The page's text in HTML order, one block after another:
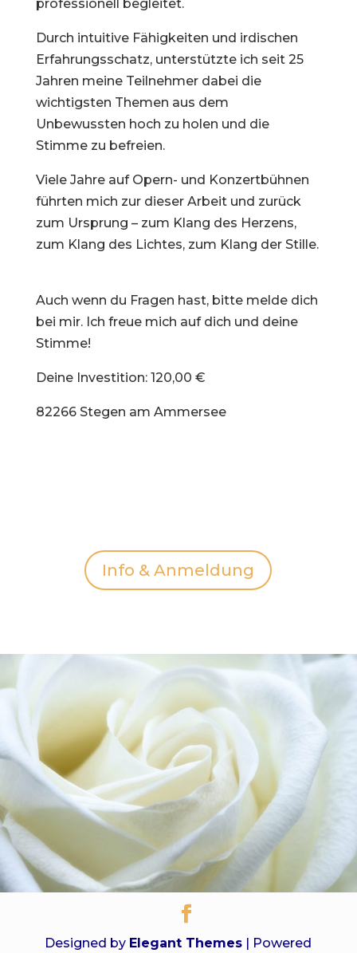
professionell begleitet.
Durch intuitive Fähigkeiten und irdischen
Erfahrungsschatz, unterstützte ich seit 25
Jahren meine Teilnehmer dabei die
wichtigsten Themen aus dem
Unbewussten hoch zu holen und die
Stimme zu befreien.
Viele Jahre auf Opern- und Konzertbühnen
führten mich zur dieser Arbeit und zurück
zum Ursprung – zum Klang des Herzens,
zum Klang des Lichtes, zum Klang der Stille.
Auch wenn du Fragen hast, bitte melde dich
bei mir. Ich freue mich auf dich und deine
Stimme!
Deine Investition: 120,00 €
82266 Stegen am Ammersee
Info & Anmeldung
Designed by Elegant Themes | Powered